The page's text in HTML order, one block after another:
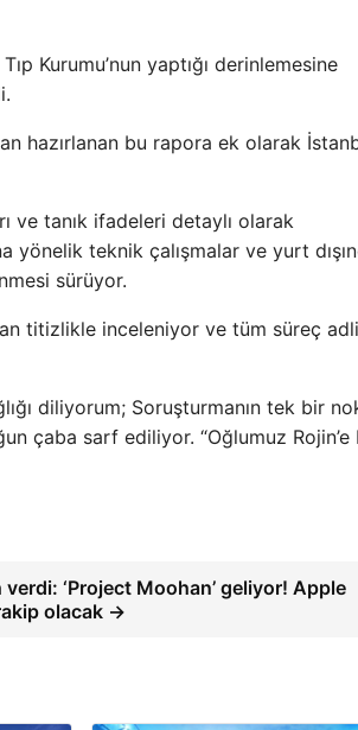
Kurumu’nun yaptığı derinlemesine
hazırlanan bu rapora ek olarak
ve tanık ifadeleri detaylı olarak
yönelik teknik çalışmalar ve yurt
sürüyor.
titizlikle inceleniyor ve tüm süreç adli
diliyorum; Soruşturmanın tek bir
çaba sarf ediliyor. “Oğlumuz
‘Project Moohan’ geliyor! Apple
olacak →